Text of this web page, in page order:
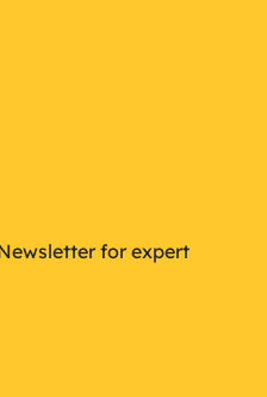
for expert